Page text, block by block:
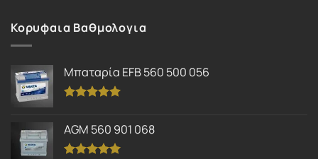
Κορυφαια Βαθμολογια
Μπαταρία EFB 560 500 056
από 5
AGM 560 901 068